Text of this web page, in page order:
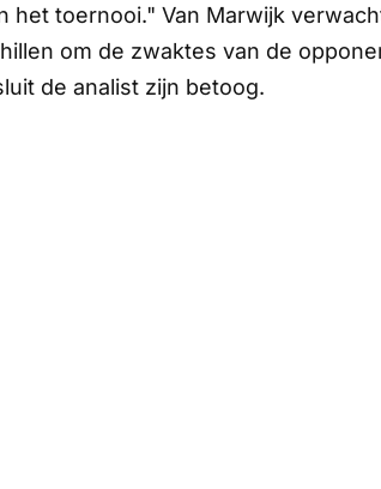
het toernooi." Van Marwijk
om de zwaktes van de
de analist zijn betoog.